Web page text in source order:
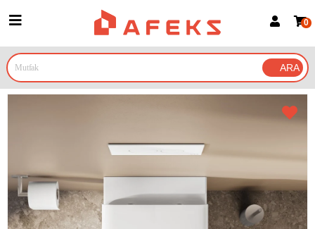
Google İle Bağlan
0